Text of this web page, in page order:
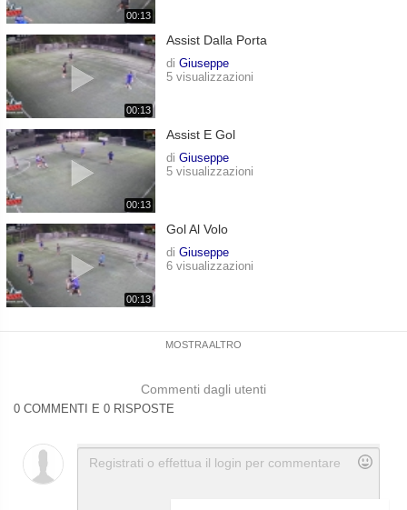
00:13
00:13
Assist Dalla Porta
di Giuseppe
5 visualizzazioni
00:13
Assist E Gol
di Giuseppe
5 visualizzazioni
00:13
Gol Al Volo
di Giuseppe
6 visualizzazioni
MOSTRA ALTRO
Commenti dagli utenti
0 COMMENTI E 0 RISPOSTE